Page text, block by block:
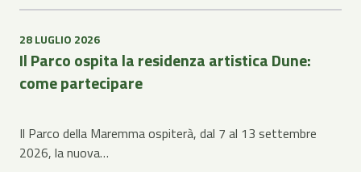
28 LUGLIO 2026
Il Parco ospita la residenza artistica Dune:
come partecipare
Il Parco della Maremma ospiterà, dal 7 al 13 settembre
2026, la nuova…